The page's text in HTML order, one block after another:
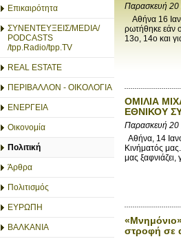
Επικαιρότητα
ΣΥΝΕΝΤΕΥΞΕΙΣ/MEDIA/
PODCASTS
/tpp.Radio/tpp.TV
REAL ESTATE
ΠΕΡΙΒΑΛΛΟΝ - ΟΙΚΟΛΟΓΙΑ
ΕΝΕΡΓΕΙΑ
Οικονομία
Πολιτική
Άρθρα
Πολιτισμός
ΕΥΡΩΠΗ
ΒΑΛΚΑΝΙΑ
Παρασκευή 20
Αθήνα 16
ρωτήθηκε εάν
13ο, 14ο και
ΟΜΙΛΙΑ
ΕΘΝΙΚΟΥ
Παρασκευή 20
Αθήνα, 14
Κινήματός
μας ξαφνιάζει,
στροφή σε